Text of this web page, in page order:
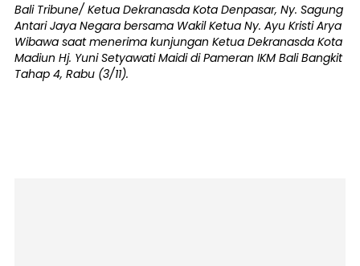
Bali Tribune/ Ketua Dekranasda Kota Denpasar, Ny. Sagung
Antari Jaya Negara bersama Wakil Ketua Ny. Ayu Kristi Arya
Wibawa saat menerima kunjungan Ketua Dekranasda Kota
Madiun Hj. Yuni Setyawati Maidi di Pameran IKM Bali Bangkit
Tahap 4, Rabu (3/11).